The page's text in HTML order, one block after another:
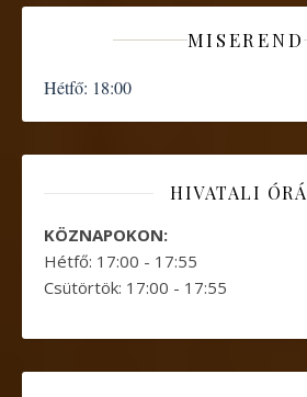
MISEREND
Hétfő: 18:00
HIVATALI
KÖZNAPOKON:
Hétfő: 17:00 - 17:55
Csütörtök: 17:00 - 17:55